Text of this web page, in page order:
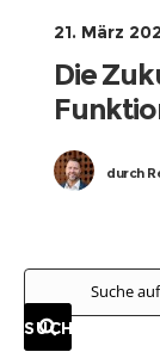
21. März
Die
durch